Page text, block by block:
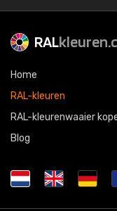
RAL
Home
RAL-kleuren
RAL-kleurenwaaier
Blog